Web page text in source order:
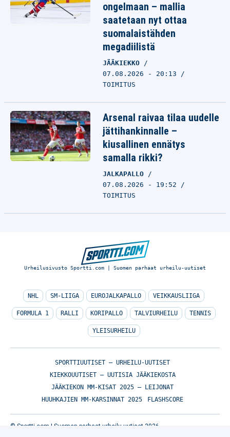
ongelmaan – mallia
saatetaan nyt ottaa
suomalaistähden
megadiilistä
JÄÄKIEKKO
07.08.2026 - 20:13
TOIMITUS
Arsenal raivaa tilaa uudelle
jättihankinnalle –
kiusallinen ennätys
samalla rikki?
JALKAPALLO
07.08.2026 - 19:52
TOIMITUS
Urheilusivusto Sportti.com | Suomen parhaat urheilu-uutiset
NHL SM-LIIGA EUROJALKAPALLO VEIKKAUSLIIGA
FORMULA 1 RALLI KORIPALLO TALVIURHEILU TENNIS
YLEISURHEILU
SPORTTIUUTISET – URHEILU-UUTISET
KIEKKOUUTISET – UUTISIA JÄÄKIEKOSTA
JÄÄKIEKON MM-KISAT 2025 – LEIJONAT
HUUHKAJIEN MM-KARSINNAT 2025
FLASHSCORE
© Sportti.com | Suomen parhaat urheilu-uutiset 2026